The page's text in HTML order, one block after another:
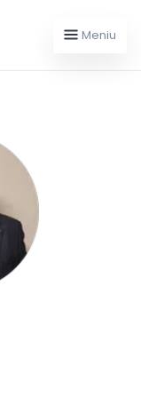
Meniu